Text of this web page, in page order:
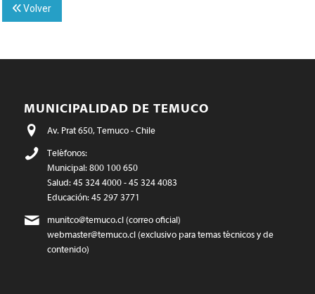
Volver
MUNICIPALIDAD DE TEMUCO
Av. Prat 650, Temuco - Chile
Teléfonos:
Municipal: 800 100 650
Salud: 45 324 4000 - 45 324 4083
Educación: 45 297 3771
munitco@temuco.cl(correo oficial)
webmaster@temuco.cl(exclusivo para temas técnicos y de
contenido)